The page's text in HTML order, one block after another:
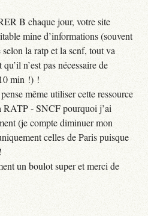
B chaque jour, votre site
mine d’informations (souvent
la ratp et la scnf, tout va
n’est pas nécessaire de
min !) !
même utiliser cette ressource
- SNCF pourquoi j’ai
(je compte diminuer mon
celles de Paris puisque
un boulot super et merci de